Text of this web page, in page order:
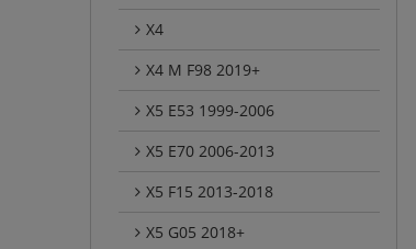
X4
X4 M F98 2019+
X5 E53 1999-2006
X5 E70 2006-2013
X5 F15 2013-2018
X5 G05 2018+